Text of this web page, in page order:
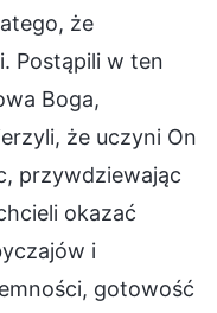
że
Postąpili w ten
Boga,
że uczyni On
przywdziewając
okazać
i
gotowość